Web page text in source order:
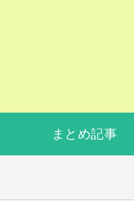
まとめ記事